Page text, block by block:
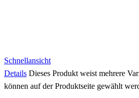
Schnellansicht
Details Dieses Produkt weist mehrere
können auf der Produktseite gewählt